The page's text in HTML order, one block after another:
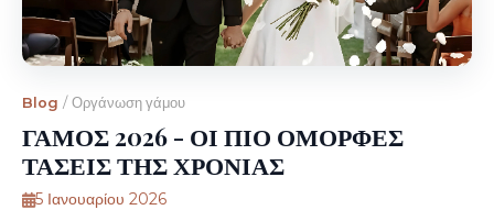
Blog / Οργάνωση γάμου
ΓΑΜΟΣ 2026 - ΟΙ ΠΙΟ ΟΜΟΡΦΕΣ
ΤΑΣΕΙΣ ΤΗΣ ΧΡΟΝΙΑΣ
5 Ιανουαρίου 2026